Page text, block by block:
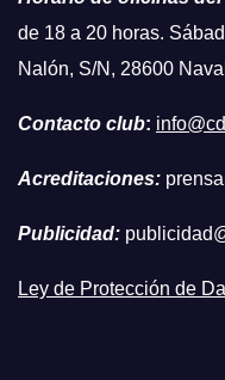
de 18 a 20 horas.
Nalón, S/N, 28600
Contacto club:
Acreditaciones:
Publicidad:
Ley de Protección de